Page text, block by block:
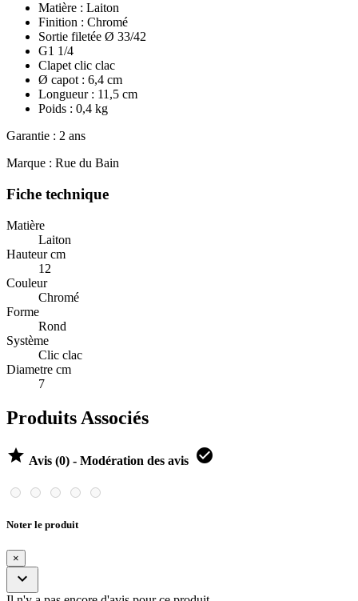
Matière : Laiton
Finition : Chromé
Sortie filetée Ø 33/42
G1 1/4
Clapet clic clac
Ø capot : 6,4 cm
Longueur : 11,5 cm
Poids : 0,4 kg
Garantie : 2 ans
Marque : Rue du Bain
Fiche technique
Matière
Laiton
Hauteur cm
12
Couleur
Chromé
Forme
Rond
Système
Clic clac
Diametre cm
7
Produits Associés
 Avis (0) - Modération des avis 
Noter le produit
×
